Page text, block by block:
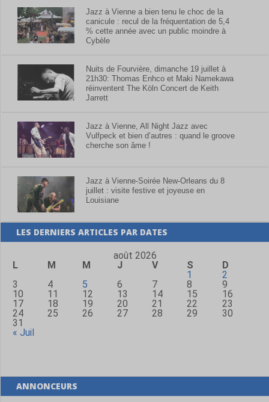
Jazz à Vienne a bien tenu le choc de la
canicule : recul de la fréquentation de 5,4
% cette année avec un public moindre à
Cybèle
Nuits de Fourvière, dimanche 19 juillet à
21h30: Thomas Enhco et Maki Namekawa
réinventent The Köln Concert de Keith
Jarrett
Jazz à Vienne, All Night Jazz avec
Vulfpeck et bien d’autres : quand le groove
cherche son âme !
Jazz à Vienne-Soirée New-Orleans du 8
juillet : visite festive et joyeuse en
Louisiane
LES DERNIERS ARTICLES PAR DATES
août 2026
L
M M J V S
D
1
2
3
4 5 6 7 8
9
10
11 12 13 14 15
16
17
18 19 20 21 22
23
24
25 26 27 28 29
30
31
« Juil
ANNONCEURS